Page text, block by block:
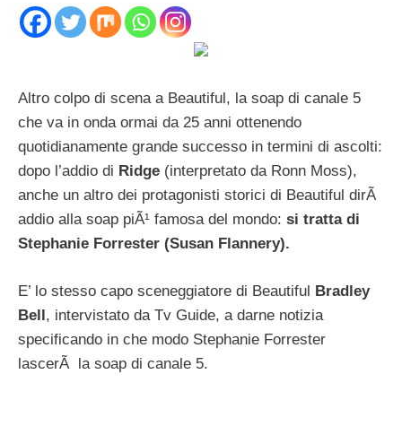
Altro colpo di scena a Beautiful, la soap di canale 5
che va in onda ormai da 25 anni ottenendo
quotidianamente grande successo in termini di ascolti:
dopo l’addio di Ridge (interpretato da Ronn Moss),
anche un altro dei protagonisti storici di Beautiful dirÃ
addio alla soap piÃ¹ famosa del mondo: si tratta di
Stephanie Forrester (Susan Flannery).
E’ lo stesso capo sceneggiatore di Beautiful Bradley
Bell, intervistato da Tv Guide, a darne notizia
specificando in che modo Stephanie Forrester
lascerÃ la soap di canale 5.